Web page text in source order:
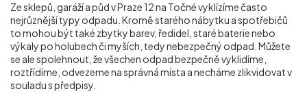
Ze sklepů, garáží a půd v Praze 12 na Točnévyklízíme často
nejrůznější typy odpadu. Kromě starého nábytku a spotřebičů
to mohou být také zbytky barev, ředidel, staré baterie nebo
výkaly po holubech či myších, tedy nebezpečný odpad. Můžete
se ale spolehnout, že všechen odpad bezpečně vyklidíme,
roztřídíme, odvezeme na správná místa a necháme zlikvidovat v
souladu s předpisy.